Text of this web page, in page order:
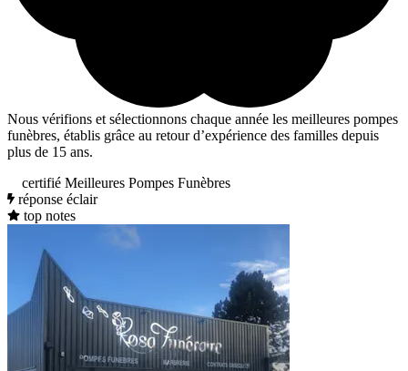
Nous vérifions et sélectionnons chaque année les meilleures pompes
funèbres, établis grâce au retour d’expérience des familles depuis
plus de 15 ans.
certifié Meilleures Pompes Funèbres
réponse éclair
top notes